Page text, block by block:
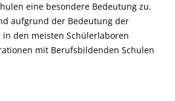
eine besondere Bedeutung zu.
aufgrund der Bedeutung der
den meisten Schülerlaboren
mit Berufsbildenden Schulen